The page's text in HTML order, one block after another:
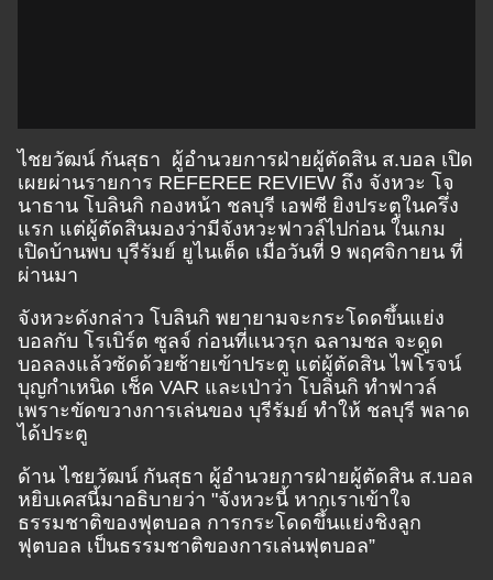
ไชยวัฒน์ กันสุธา ผู้อำนวยการฝ่ายผู้ตัดสิน ส.บอล เปิด
เผยผ่านรายการ REFEREE REVIEW ถึง จังหวะ โจ
นาธาน โบลินกิ กองหน้า ชลบุรี เอฟซี ยิงประตูในครึ่ง
แรก แต่ผู้ตัดสินมองว่ามีจังหวะฟาวล์ไปก่อน ในเกม
เปิดบ้านพบ บุรีรัมย์ ยูไนเต็ด เมื่อวันที่ 9 พฤศจิกายน ที่
ผ่านมา
จังหวะดังกล่าว โบลินกิ พยายามจะกระโดดขึ้นแย่ง
บอลกับ โรเบิร์ต ซูลจ์ ก่อนที่แนวรุก ฉลามชล จะดูด
บอลลงแล้วซัดด้วยซ้ายเข้าประตู แต่ผู้ตัดสิน ไพโรจน์
บุญกำเหนิด เช็ค VAR และเป่าว่า โบลินกิ ทำฟาวล์
เพราะขัดขวางการเล่นของ บุรีรัมย์ ทำให้ ชลบุรี พลาด
ได้ประตู
ด้าน ไชยวัฒน์ กันสุธา ผู้อำนวยการฝ่ายผู้ตัดสิน ส.บอล
หยิบเคสนี้มาอธิบายว่า "จังหวะนี้ หากเราเข้าใจ
ธรรมชาติของฟุตบอล การกระโดดขึ้นแย่งชิงลูก
ฟุตบอล เป็นธรรมชาติของการเล่นฟุตบอล”